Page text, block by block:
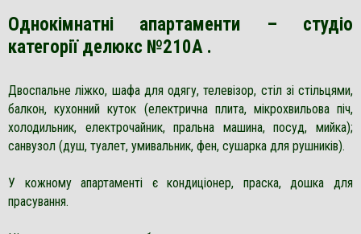
Однокімнатні апартаменти – студіо
категорії делюкс №210А .
Двоспальне ліжко, шафа для одягу, телевізор, стіл зі стільцями,
балкон, кухонний куток (електрична плита, мікрохвильова піч,
холодильник, електрочайник, пральна машина, посуд, мийка);
санвузол (душ, туалет, умивальник, фен, сушарка для рушників).
У кожному апартаменті є кондиціонер, праска, дошка для
прасування.